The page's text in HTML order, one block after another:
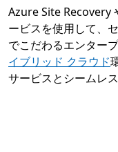
Azure Site Recovery
ービスを使用して、
でこだわるエンター
イブリッド クラウド
サービスとシームレ